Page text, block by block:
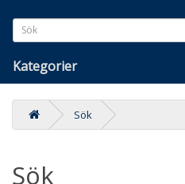
Kategorier
Sök
Sök